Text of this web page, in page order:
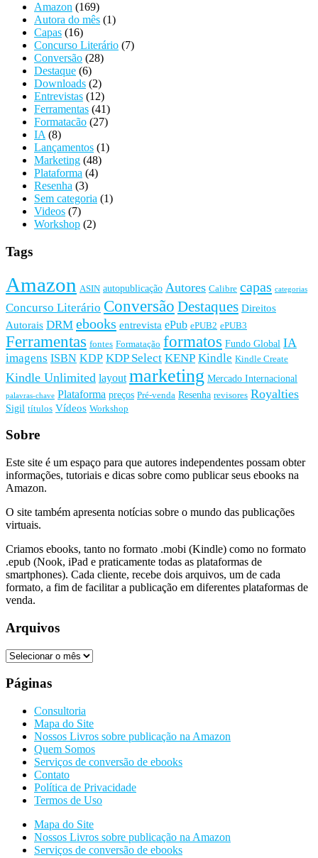
Amazon (169)
Autora do mês (1)
Capas (16)
Concurso Literário (7)
Conversão (28)
Destaque (6)
Downloads (2)
Entrevistas (12)
Ferramentas (41)
Formatacão (27)
IA (8)
Lançamentos (1)
Marketing (48)
Plataforma (4)
Resenha (3)
Sem categoria (1)
Videos (7)
Workshop (2)
Tags
Amazon ASIN autopublicação Autores Calibre capas categorias
Concurso Literário Conversão Destaques Direitos
Autorais DRM ebooks entrevista ePub ePUB2 ePUB3
Ferramentas fontes Formatação formatos Fundo Global IA
imagens ISBN KDP KDP Select KENP Kindle Kindle Create
Kindle Unlimited layout marketing Mercado Internacional
palavras-chave Plataforma preços Pré-venda Resenha revisores Royalties
Sigil títulos Vídeos Workshop
Sobre
Este site é um espaço para que autores independentes possam obter
informações, tutoriais e dicas sobre como publicar seus ebooks na
Amazon.
O site também apresenta notícias sobre o mundo das publicações
virtuais.
Criamos ebooks, tanto no formato .mobi (Kindle) como no formato
.epub (Nook, iPad e praticamente todas as plataformas de
smartphones). Cada cliente, recebe dois arquivos, um de cada
formato, a fim de facilitar a publicação em diferentes plataformas de
venda.
Arquivos
Arquivos
Páginas
Consultoria
Mapa do Site
Nossos Livros sobre publicação na Amazon
Quem Somos
Serviços de conversão de ebooks
Contato
Política de Privacidade
Termos de Uso
Mapa do Site
Nossos Livros sobre publicação na Amazon
Serviços de conversão de ebooks